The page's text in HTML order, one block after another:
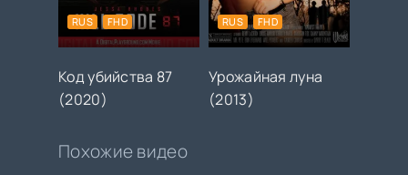
Код убийства 87
(2020)
RUS FHD
Урожайная луна
(2013)
RUS FHD
Похожие видео